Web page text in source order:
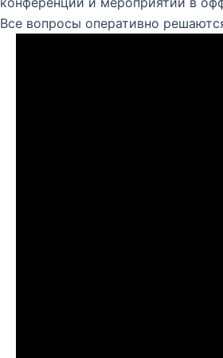
Все вопросы оперативно